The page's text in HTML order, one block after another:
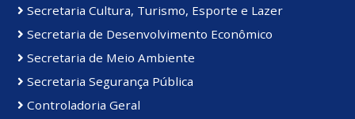
Secretaria Cultura, Turismo, Esporte e Lazer
Secretaria de Desenvolvimento Econômico
Secretaria de Meio Ambiente
Secretaria Segurança Pública
Controladoria Geral